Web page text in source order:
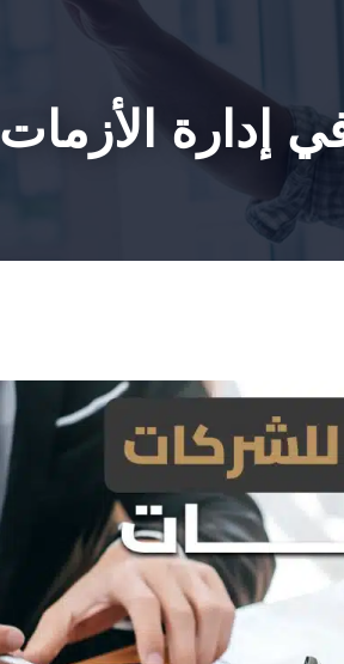
HOME
إدارة الأزمات